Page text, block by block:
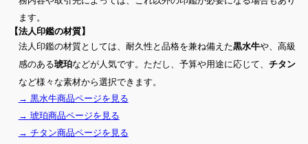
ます。
【法人印鑑の材質】
法人印鑑の材質としては、耐久性と品格を兼ね備えた黒水牛や、高級
感のある琥珀などが人気です。ただし、予算や用途に応じて、 チタン
など様々な素材から選択できます。
→ 黒水牛商品ページを見る
→ 琥珀商品ページを見る
→ チタン商品ページを見る